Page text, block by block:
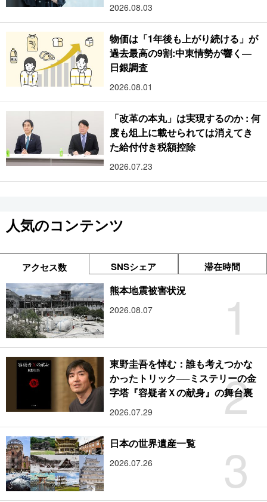
2026.08.03
物価は「1年後も上がり続ける」が
過去最高の9割:中東情勢が響く―
日銀調査
2026.08.01
「改革の本丸」は実現するのか : 何
度も俎上に載せられては消えてき
た給付付き税額控除
2026.07.23
人気のコンテンツ
アクセス数 SNSシェア 滞在時間
1
熊本地震被害状況
2026.08.07
2
東野圭吾を悼む：誰も考えつかな
かったトリック──ミステリーの金
字塔『容疑者Ｘの献身』の舞台裏
2026.07.29
3
日本の世界遺産一覧
2026.07.26